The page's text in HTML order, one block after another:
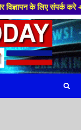
संपर्क करे +91 88949